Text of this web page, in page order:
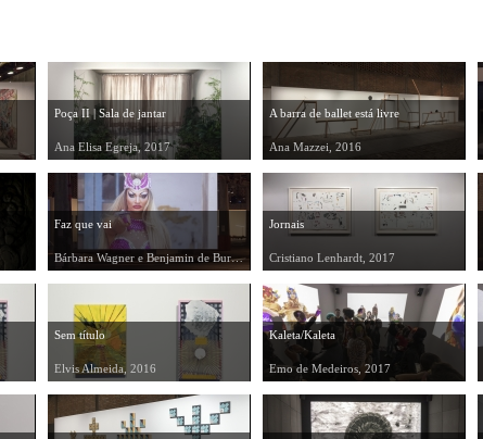
Poça II | Sala de jantar
Ana Elisa Egreja, 2017
A barra de ballet está livre
Ana Mazzei, 2016
Faz que vai
Bárbara Wagner e Benjamin de Burca, 2015
Jornais
Cristiano Lenhardt, 2017
Sem título
Elvis Almeida, 2016
Kaleta/Kaleta
Emo de Medeiros, 2017